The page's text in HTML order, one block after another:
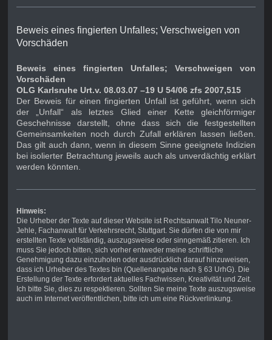
Beweis eines fingierten Unfalles; Verschweigen von
Vorschäden
Beweis eines fingierten Unfalles; Verschweigen von
Vorschäden
OLG Karlsruhe Urt.v. 08.03.07 –19 U 54/06 zfs 2007,515
Der Beweis für einen fingierten Unfall ist geführt, wenn sich
der „Unfall“ als letztes Glied einer Kette gleichförmiger
Geschehnisse darstellt, ohne dass sich die festgestellten
Gemeinsamkeiten noch durch Zufall erklären lassen ließen.
Das gilt auch dann, wenn in diesem Sinne geeignete Indizien
bei isolierter Betrachtung jeweils auch als unverdächtig erklärt
werden könnten.
Hinweis:
Die Urheber der Texte auf dieser Website ist Rechtsanwalt Tilo Neuner-
Jehle, Fachanwalt für Verkehrsrecht, Stuttgart. Sie dürfen die von mir
erstellten Texte vollständig, auszugsweise oder sinngemäß zitieren. Ich
muss Sie jedoch bitten, sich vorher entweder meine schriftliche
Genehmigung dazu einzuholen oder ausdrücklich darauf hinzuweisen,
dass ich Urheber des Textes bin (Quellenangabe nach § 63 UrhG). Die
Erstellung der Texte erfordert aktuelles Fachwissen, Kreativität und Zeit.
Ich bitte Sie, dies zu respektieren. Sollten Sie meine Texte auszugsweise
auch im Internet veröffentlichen, bitte ich um eine Rückverlinkung.